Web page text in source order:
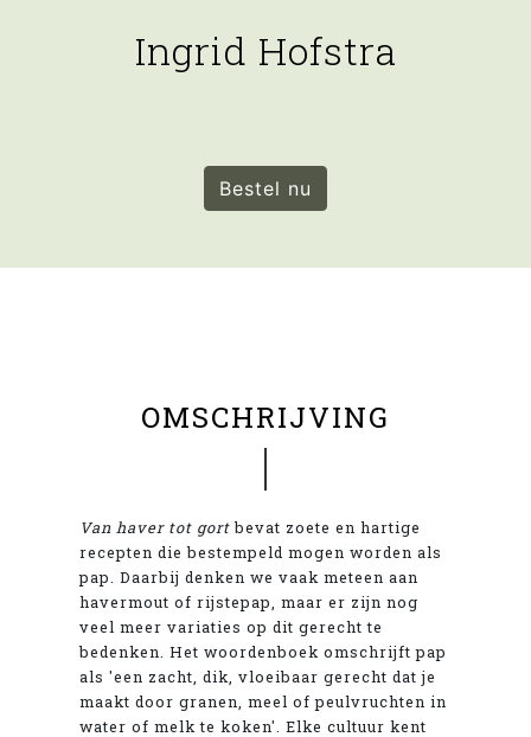
Ingrid Hofstra
Bestel nu
OMSCHRIJVING
Van haver tot gortbevat zoete en hartige
recepten die bestempeld mogen worden als
pap. Daarbij denken we vaak meteen aan
havermout of rijstepap, maar er zijn nog
veel meer variaties op dit gerecht te
bedenken. Het woordenboek omschrijft pap
als 'een zacht, dik, vloeibaar gerecht dat je
maakt door granen, meel of peulvruchten in
water of melk te koken'. Elke cultuur kent